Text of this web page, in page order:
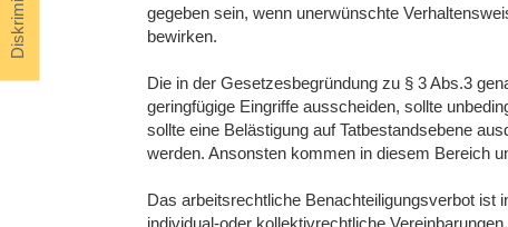
gegeben sein, wenn unerwünschte
bewirken.
Die in der Gesetzesbegründung zu § 3 Abs.3
geringfügige Eingriffe ausscheiden, sollte
sollte eine Belästigung auf Tatbestandsebene
werden. Ansonsten kommen in diesem Bereich
Das arbeitsrechtliche Benachteiligungsverbot ist